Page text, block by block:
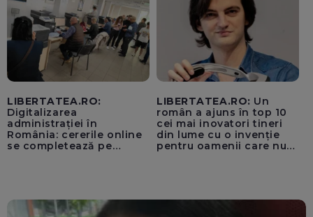
LIBERTATEA.RO:
Digitalizarea
administrației în
România: cererile online
se completează pe
LIBERTATEA.RO: Un
român a ajuns în top 10
cei mai inovatori tineri
din lume cu o invenție
pentru oamenii care nu